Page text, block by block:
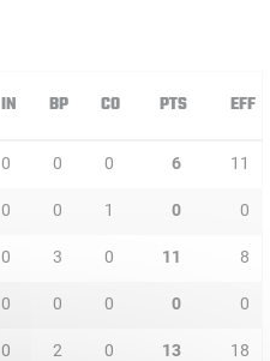
IN BP CO PTS EFF
0 0 0 6 11
0 0 1 0 0
0 3 0 11 8
0 0 0 0 0
0 2 0 13 18